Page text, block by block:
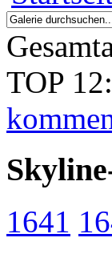
TOP 12:
1641